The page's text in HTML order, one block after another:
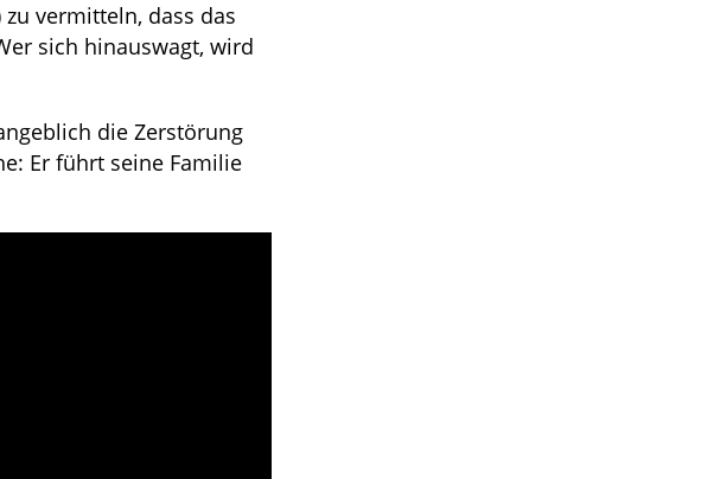
zu vermitteln, dass das
sich hinauswagt, wird
die Zerstörung
Er führt seine Familie